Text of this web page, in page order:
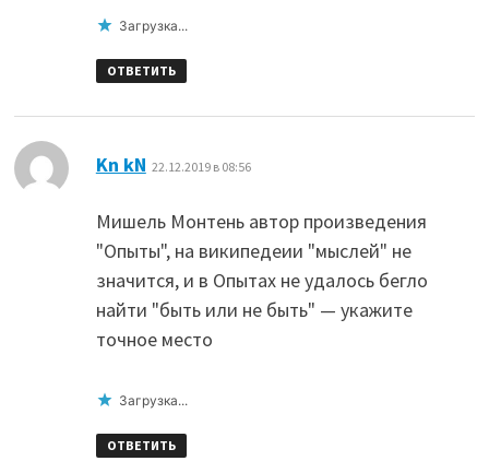
Загрузка...
ОТВЕТИТЬ
Kn kN 22.12.2019 в 08:56
Мишель Монтень автор произведения
"Опыты", на википедеии "мыслей" не
значится, и в Опытах не удалось бегло
найти "быть или не быть" — укажите
точное место
Загрузка...
ОТВЕТИТЬ